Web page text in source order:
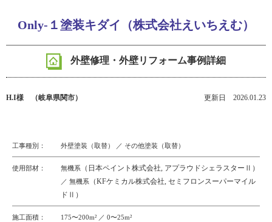
Only-１塗装キダイ（株式会社えいちえむ）
外壁修理・外壁リフォーム事例詳細
H.I様 （岐阜県関市） 更新日 2026.01.23
工事種別： 外壁塗装（取替） ／ その他塗装（取替）
使用部材： 無機系 （日本ペイント株式会社, アプラウドシェラスターⅡ）
／ 無機系
（KFケミカル株式会社, セミフロンスーパーマイル
ドⅡ）
施工面積： 175〜200m² ／ 0〜25m²